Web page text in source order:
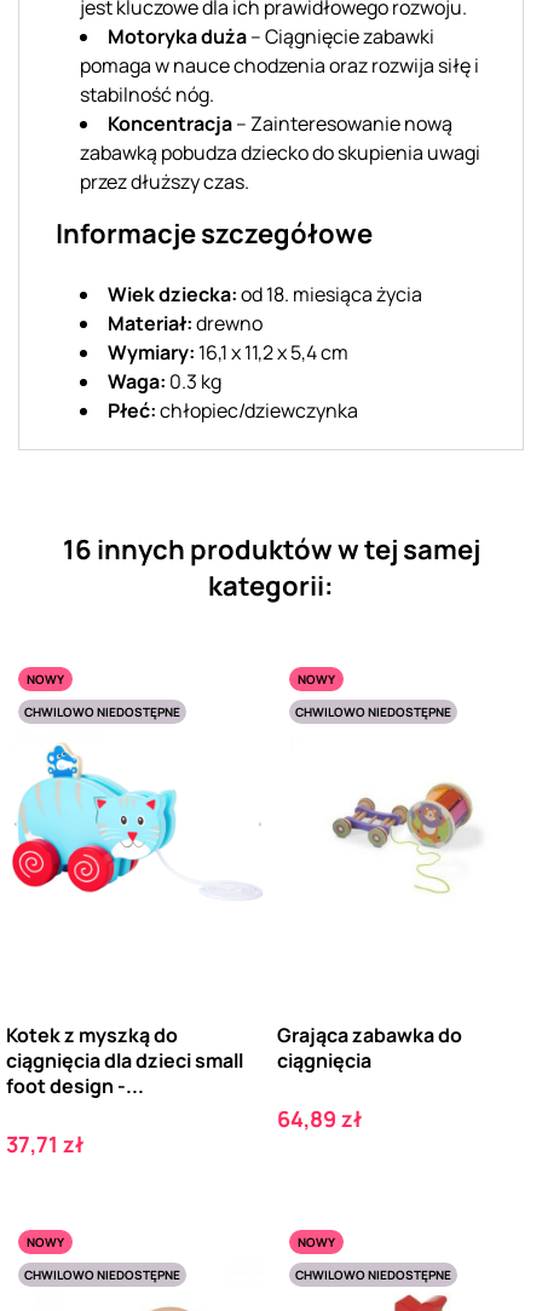
jest kluczowe dla ich prawidłowego rozwoju.
Motoryka duża– Ciągnięcie zabawki
pomaga w nauce chodzenia oraz rozwija siłę i
stabilność nóg.
Koncentracja– Zainteresowanie nową
zabawką pobudza dziecko do skupienia uwagi
przez dłuższy czas.
Informacje szczegółowe
Wiek dziecka:od 18. miesiąca życia
Materiał:drewno
Wymiary: 16,1 x 11,2 x 5,4 cm
Waga: 0.3 kg
Płeć:chłopiec/dziewczynka
16 innych produktów w tej samej
kategorii:
NOWY
CHWILOWO NIEDOSTĘPNE
Kotek z myszką do
ciągnięcia dla dzieci small
foot design -...
Cena
37,71 zł
NOWY
CHWILOWO NIEDOSTĘPNE
Grająca zabawka do
ciągnięcia
Cena
64,89 zł
NOWY
CHWILOWO NIEDOSTĘPNE
NOWY
CHWILOWO NIEDOSTĘPNE